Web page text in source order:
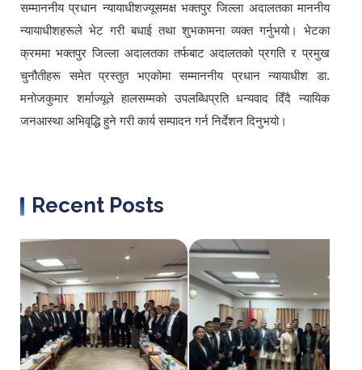
सम्माननीय प्रधान न्यायाधीशज्यूसमक्ष भक्तपुर जिल्ला अदालतका माननीय
न्यायाधीशहरूले भेट गरी बधाई तथा शुभकामना व्यक्त गर्नुभयो। भेटका
क्रममा भक्तपुर जिल्ला अदालतका तर्फबाट अदालतको प्रगति र प्रमुख
चुनौतीहरू समेत प्रस्तुत भएकोमा सम्माननीय प्रधान न्यायाधीश डा.
मनोजकुमार शर्माज्यूले हालसम्मको उपलब्धिप्रति धन्यवाद दिँदै न्यायिक
जनआस्था अभिवृद्धि हुने गरी कार्य सम्पादन गर्न निर्देशन दिनुभयो।
Recent Posts